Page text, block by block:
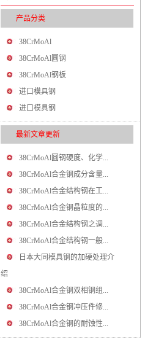
产品分类
38CrMoAl
38CrMoAl圆钢
38CrMoAl钢板
进口模具钢
进口模具钢
最新文章更新
38CrMoAl圆钢硬度、化学...
38CrMoAl合金钢成分含量...
38CrMoAl合金结构钢在工...
38CrMoAl合金钢晶粒度的...
38CrMoAl合金结构钢之调...
38CrMoAl合金结构钢一般...
日本大同模具钢的加硬处理介
绍
38CrMoAl合金钢双相钢组...
38CrMoAl合金钢冲压件修...
38CrMoAl合金钢的耐蚀性...